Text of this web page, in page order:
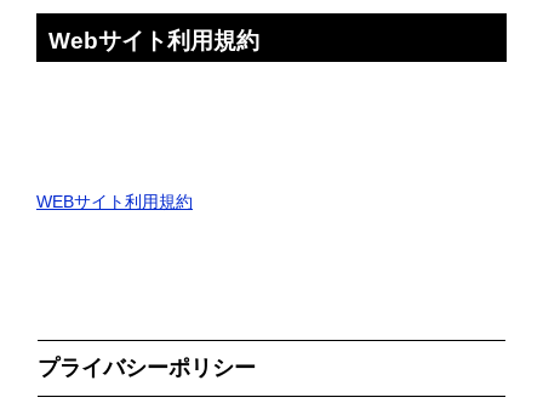
Webサイト利用規約
WEBサイト利用規約
プライバシーポリシー